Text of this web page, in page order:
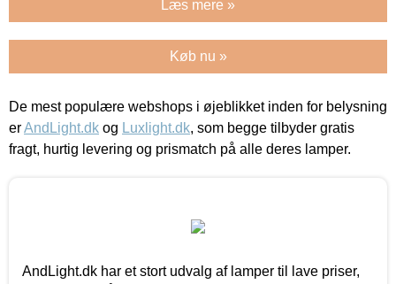
Læs mere »
Køb nu »
De mest populære webshops i øjeblikket inden for belysning
erAndLight.dk og Luxlight.dk, som begge tilbyder gratis
fragt, hurtig levering og prismatch på alle deres lamper.
AndLight.dk har et stort udvalg af lamper til lave priser,